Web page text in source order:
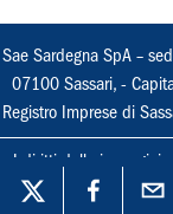
Sae Sardegna SpA –
07100 Sassari, -
Registro Imprese di
I diritti delle immagini
loro riproduzione con